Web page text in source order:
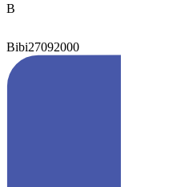
B
Bibi27092000